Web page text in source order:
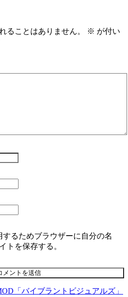
ることはありません。 ※ が付い
るためブラウザーに自分の名
トを保存する。